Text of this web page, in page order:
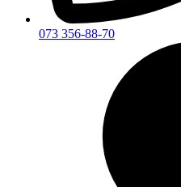
073 356-88-70